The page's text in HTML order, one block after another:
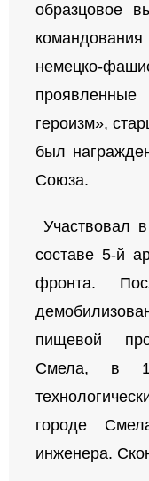
образцовое
немецко-
героизм»,
был
Союза.
Участвовал
составе 5-й
фронта.
пищевой
Смела, в
городе
инженера.